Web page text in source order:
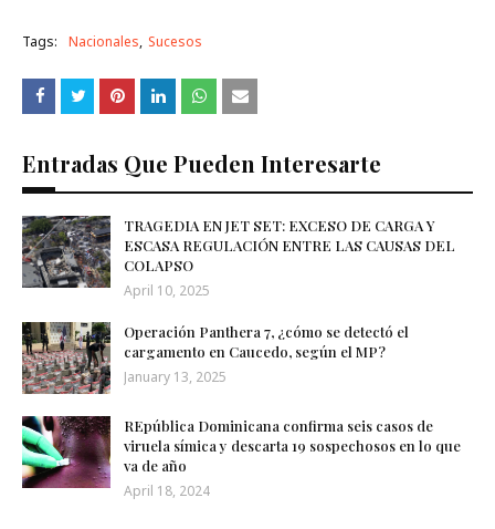
Tags: Nacionales Sucesos
Entradas Que Pueden Interesarte
TRAGEDIA EN JET SET: EXCESO DE CARGA Y
ESCASA REGULACIÓN ENTRE LAS CAUSAS DEL
COLAPSO
April 10, 2025
Operación Panthera 7, ¿cómo se detectó el
cargamento en Caucedo, según el MP?
January 13, 2025
REpública Dominicana confirma seis casos de
viruela símica y descarta 19 sospechosos en lo que
va de año
April 18, 2024